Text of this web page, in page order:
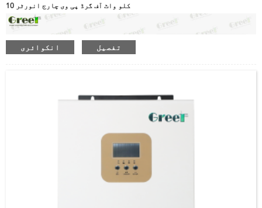
10 کلو واٹ آف گرڈ پی وی چارج انورٹر
انکوائری تفصیل